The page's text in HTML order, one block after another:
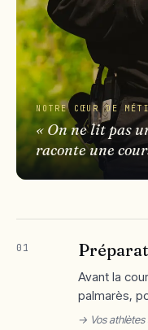
NOTRE CŒUR DE
« On ne lit pas
raconte une
01
Avant la
palmarès,
→ Vos athlètes